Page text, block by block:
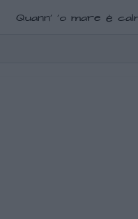
Quann' 'o mare è